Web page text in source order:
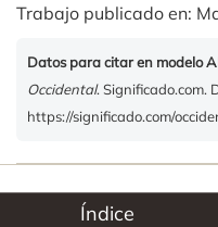
Trabajo publicado en:
Datos para citar en modelo
Occidental. Significado.com.
https://significado.com/
Índice